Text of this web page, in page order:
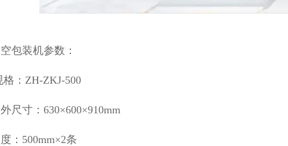
包装机参数：
格：ZH-ZKJ-500
尺寸：630×600×910mm
：500mm×2条